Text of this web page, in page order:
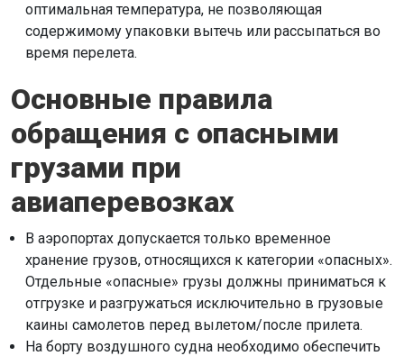
оптимальная температура, не позволяющая
содержимому упаковки вытечь или рассыпаться во
время перелета.
Основные правила
обращения с опасными
грузами при
авиаперевозках
В аэропортах допускается только временное
хранение грузов, относящихся к категории «опасных».
Отдельные «опасные» грузы должны приниматься к
отгрузке и разгружаться исключительно в грузовые
каины самолетов перед вылетом/после прилета.
На борту воздушного судна необходимо обеспечить